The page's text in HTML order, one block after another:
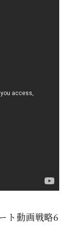
ト動画戦略6